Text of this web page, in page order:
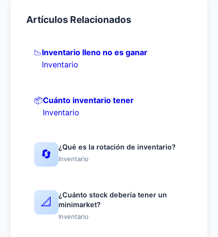
Artículos Relacionados
📉Inventario lleno no es ganar
Inventario
📦Cuánto inventario tener
Inventario
🔄
¿Qué es la rotación de inventario?
Inventario
📐
¿Cuánto stock debería tener un
minimarket?
Inventario